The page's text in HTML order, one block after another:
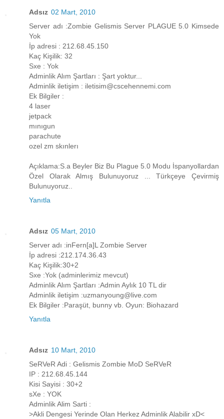
Adsız 02 Mart, 2010
Server adı :Zombie Gelismis Server PLAGUE 5.0 Kimsede
Yok
İp adresi : 212.68.45.150
Kaç Kişilik: 32
Sxe : Yok
Adminlik Alım Şartları : Şart yoktur...
Adminlik iletişim : iletisim@cscehennemi.com
Ek Bilgiler :
4 laser
jetpack
mınıgun
parachute
ozel zm skınlerı
Açıklama:S.a Beyler Biz Bu Plague 5.0 Modu İspanyollardan
Özel Olarak Almış Bulunuyoruz ... Türkçeye Çevirmiş
Bulunuyoruz..
Yanıtla
Adsız 05 Mart, 2010
Server adı :inFern[a]L Zombie Server
İp adresi :212.174.36.43
Kaç Kişilik:30+2
Sxe :Yok (adminlerimiz mevcut)
Adminlik Alım Şartları :Admin Aylık 10 TL dir
Adminlik iletişim :uzmanyoung@live.com
Ek Bilgiler :Paraşüt, bunny vb. Oyun: Biohazard
Yanıtla
Adsız 10 Mart, 2010
SeRVeR Adi : Gelismis Zombie MoD SeRVeR
IP : 212.68.45.144
Kisi Sayisi : 30+2
sXe : YOK
Adminlik Alim Sarti :
>Akli Dengesi Yerinde Olan Herkez Adminlik Alabilir xD<